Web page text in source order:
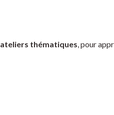
ateliers thématiques, pour